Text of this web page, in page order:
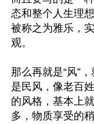
态和整个人生理
被称之为雅乐，
观。
那么再就是“风”
是民风，像老百
的风格，基本上
多，物质享受的